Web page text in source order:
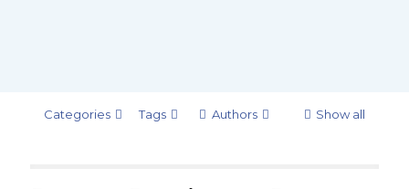
Categories Tags Authors Show all